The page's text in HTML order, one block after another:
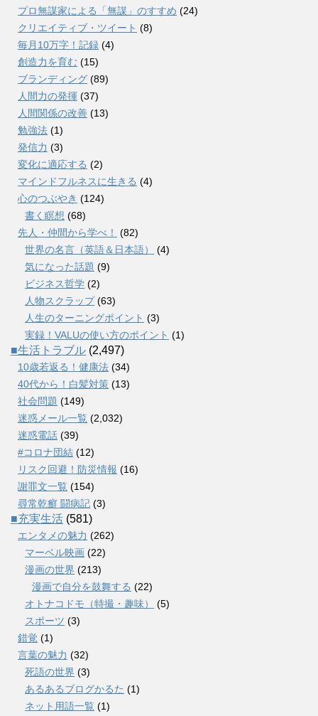
プロ無謀家による「無謀」のすすめ (24)
クリエイティブ・ツイート (8)
毎月10万字！記録 (4)
創造力を育む (15)
ブランディング (89)
人間力の発揮 (37)
人間関係の改善 (13)
勉強法 (1)
発信力 (3)
変化に適応する (2)
マインドフルネスに生きる (4)
心のつぶやき (124)
書く瞑想 (68)
先人・仲間から学べ！
(82)
世界の名言（英語＆日本語）
(4)
気になった話題 (9)
ビジネス哲学 (2)
人物スクラップ(63)
人生のターニングポイント (3)
実録！VALUの使い方のポイント (1)
■生活トラブル (2,497)
10歳若返る！健康法 (34)
40代から！白髪対策 (13)
社会問題 (149)
迷惑メール一覧 (2,032)
迷惑電話 (39)
#コロナ団結 (12)
リスク回避！防災情報 (16)
謝罪文一覧 (154)
尋常乾癬 闘病記 (3)
■充実生活 (581)
エンタメの魅力 (262)
マーベル映画 (22)
漫画の世界 (213)
漫画で自分を鼓舞する (22)
オトナコドモ（特撮・趣味）
(5)
スポーツ (3)
錯覚 (1)
言葉の魅力 (32)
死語の世界 (3)
あるあるブログかるた (1)
ネット用語一覧 (1)